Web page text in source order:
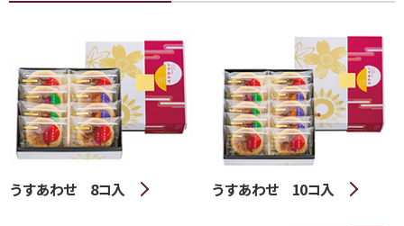
うすあわせ 8コ入 うすあわせ 10コ入